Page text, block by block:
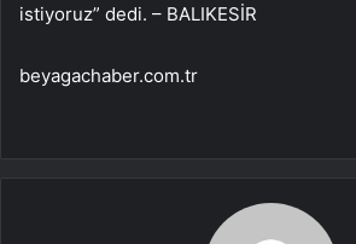
istiyoruz” dedi. – BALIKESİR
beyagachaber.com.tr